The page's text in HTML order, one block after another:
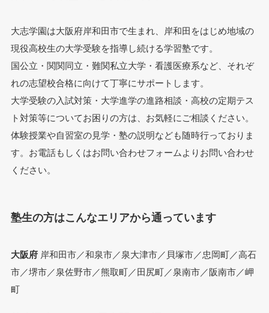
大志学園は大阪府岸和田市で生まれ、岸和田をはじめ地域の
現役高校生の大学受験を指導し続ける学習塾です。
国公立・関関同立・難関私立大学・看護医療系など、それぞ
れの志望校合格に向けて丁寧にサポートします。
大学受験の入試対策・大学進学の進路相談・高校の定期テス
ト対策等についてお困りの方は、お気軽にご相談ください。
体験授業や自習室の見学・塾の説明なども随時行っておりま
す。お電話もしくはお問い合わせフォームよりお問い合わせ
ください。
塾生の方はこんなエリアから通っています
大阪府岸和田市／和泉市／泉大津市／貝塚市／忠岡町／高石
市／堺市／泉佐野市／熊取町／田尻町／泉南市／阪南市／岬
町